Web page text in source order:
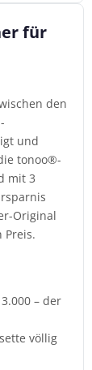
für
den
und
tonoo®-
mit 3
Original
Preis.
– der
völlig